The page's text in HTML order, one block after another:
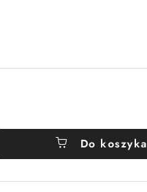
Do koszyka